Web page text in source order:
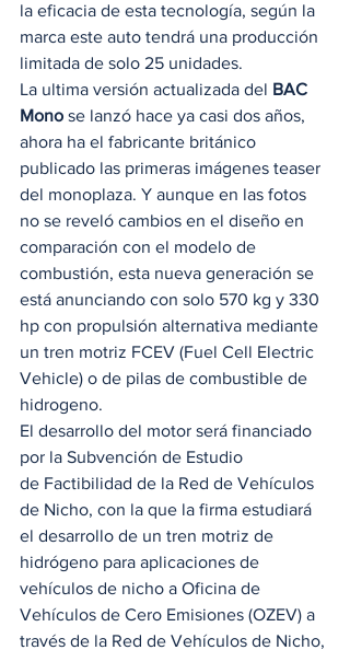
la eficacia de esta tecnología, según la
marca este auto tendrá una producción
limitada de solo 25 unidades.
La ultima versión actualizada del BAC
Mono se lanzó hace ya casi dos años,
ahora ha el fabricante británico
publicado las primeras imágenes teaser
del monoplaza. Y aunque en las fotos
no se reveló cambios en el diseño en
comparación con el modelo de
combustión, esta nueva generación se
está anunciando con solo 570 kg y 330
hp con propulsión alternativa mediante
un tren motriz FCEV (Fuel Cell Electric
Vehicle) o de pilas de combustible de
hidrogeno.
El desarrollo del motor será financiado
por la Subvención de Estudio
de Factibilidad de la Red de Vehículos
de Nicho, con la que la firma estudiará
el desarrollo de un tren motriz de
hidrógeno para aplicaciones de
vehículos de nicho a Oficina de
Vehículos de Cero Emisiones (OZEV) a
través de la Red de Vehículos de Nicho,